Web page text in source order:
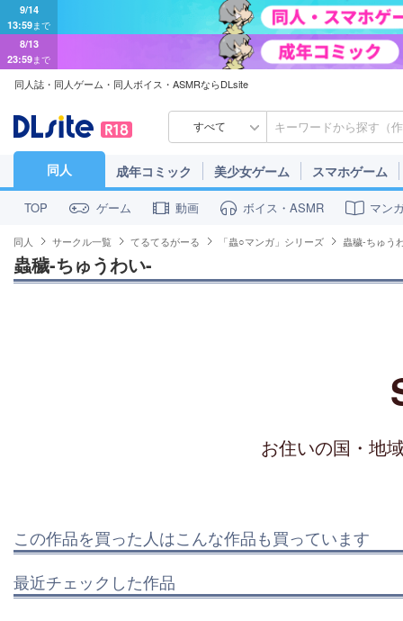
9/14
13:59まで
8/13
23:59まで
同人誌・同人ゲーム・同人ボイス・ASMRならDLsite
すべて
同人 成年コミック 美少女ゲーム スマホゲーム
TOP ゲーム 動画 ボイス・ASMR マン
同人 サークル一覧 てるてるがーる 「蟲○マンガ」シリーズ 蟲穢-ちゅう
蟲穢-ちゅうわい-
お住いの国・地
この作品を買った人はこんな作品も買っています
最近チェックした作品